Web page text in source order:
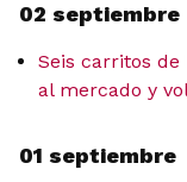
02 septiembre
Seis carritos
al mercado y
01 septiembre